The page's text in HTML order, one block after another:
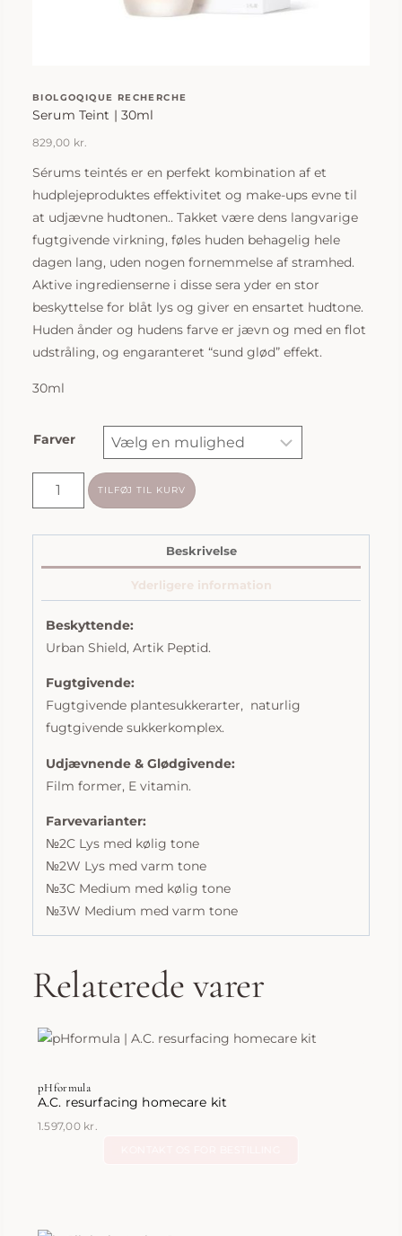
BIOLGOQIQUE RECHERCHE
Serum Teint | 30ml
829,00 kr.
Sérums teintés er en perfekt kombination af et
hudplejeproduktes effektivitet og make-ups evne til
at udjævne hudtonen.. Takket være dens langvarige
fugtgivende virkning, føles huden behagelig hele
dagen lang, uden nogen fornemmelse af stramhed.
Aktive ingredienserne i disse sera yder en stor
beskyttelse for blåt lys og giver en ensartet hudtone.
Huden ånder og hudens farve er jævn og med en flot
udstråling, og engaranteret “sund glød” effekt.
30ml
Farver
Biolgoqique
Recherche
Teint
30ml
antal
TILFØJ TIL KURV
Beskrivelse
Yderligere information
Beskyttende:
Urban Shield, Artik Peptid.
Fugtgivende:
Fugtgivende plantesukkerarter, naturlig
fugtgivende sukkerkomplex.
Udjævnende & Glødgivende:
Film former, E vitamin.
Farvevarianter:
№2C Lys med kølig tone
№2W Lys med varm tone
№3C Medium med kølig tone
№3W Medium med varm tone
Relaterede varer
pHformula
A.C. resurfacing homecare kit
1.597,00 kr.